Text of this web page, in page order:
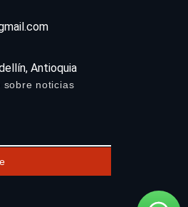
Antioquia
sobre noticias